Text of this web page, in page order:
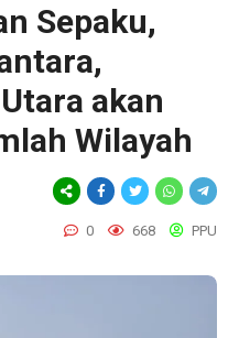
Sepaku,
akan
Wilayah
0 668 PPU